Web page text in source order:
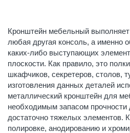
Кронштейн мебельный
любая другая консоль, а именно
каких-либо выступающих
плоскости. Как правило, это
шкафчиков, секретеров, столов,
изготовления данных деталей
металлический кронштейн для
необходимым запасом прочности
достаточно тяжелых элементов.
полировке, анодированию и